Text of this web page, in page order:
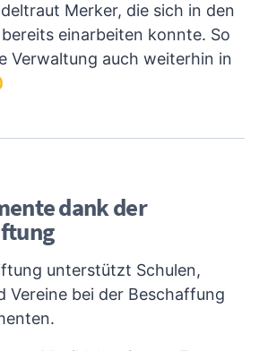
Merker, die sich in den
einarbeiten konnte. So
Verwaltung auch weiterhin in
dank der
unterstützt Schulen,
Vereine bei der Beschaffung